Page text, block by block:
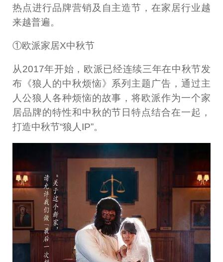
热点进行品牌营销及自主造节，在家居行业越
来越普遍。
①欧派家居X中秋节
从2017年开始，欧派已经连续三年在中秋节发
布《狼人的中秋烦恼》系列主题广告，通过主
人公狼人各种烦恼的故事，将欧派作为一个家
居品牌的特性和中秋的节日特点结合在一起，
打造中秋节“狼人IP”。